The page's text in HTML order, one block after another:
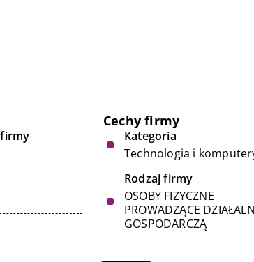
Cechy firmy
Kategoria
Technologia i
Rodzaj firmy
OSOBY FIZYCZNE
PROWADZĄCE
GOSPODARCZĄ